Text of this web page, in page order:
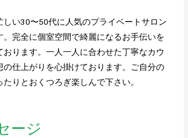
しい30〜50代に人気のプライベートサロン
。完全に個室空間で綺麗になるお手伝いを
おります。一人一人に合わせた丁寧なカウ
の仕上がりを心掛けております。ご自分の
りとおくつろぎ楽しんで下さい。
ージ